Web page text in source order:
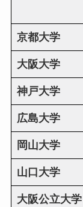
京都大学
大阪大学
神戸大学
広島大学
岡山大学
山口大学
大阪公立大学